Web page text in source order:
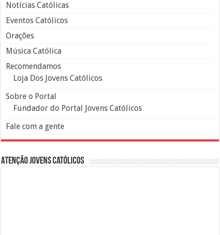
Notícias Católicas
Eventos Católicos
Orações
Música Católica
Recomendamos
Loja Dos Jovens Católicos
Sobre o Portal
Fundador do Portal Jovens Católicos
Fale com a gente
Atenção Jovens Católicos